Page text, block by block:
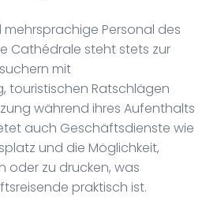
Personal des
Cathédrale steht stets zur
mit
touristischen Ratschlägen
während ihres Aufenthalts
auch Geschäftsdienste wie
und die Möglichkeit,
oder zu drucken, was
praktisch ist.